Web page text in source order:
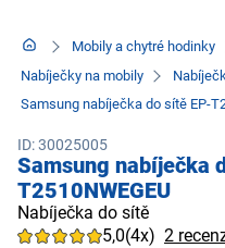
Mobily a chytré hodinky
Nabíječky na mobily
Samsung nabíječka do sítě EP-
ID: 30025005
Samsung nabíječka
T2510NWEGEU
Nabíječka do sítě
5,0(4x) 2